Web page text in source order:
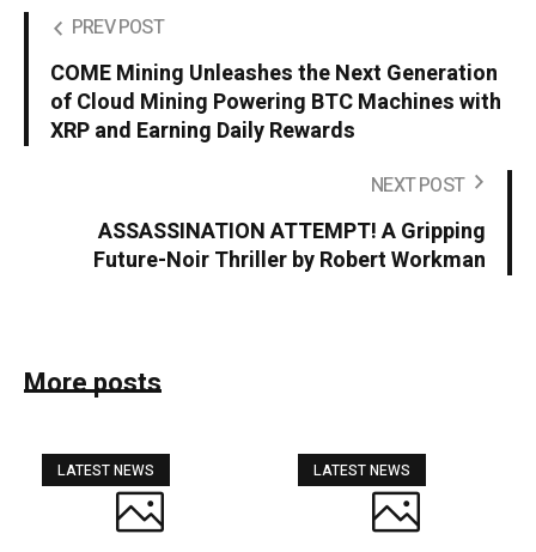
PREV POST
COME Mining Unleashes the Next Generation
of Cloud Mining Powering BTC Machines with
XRP and Earning Daily Rewards
NEXT POST
ASSASSINATION ATTEMPT! A Gripping
Future-Noir Thriller by Robert Workman
More posts
LATEST NEWS LATEST NEWS